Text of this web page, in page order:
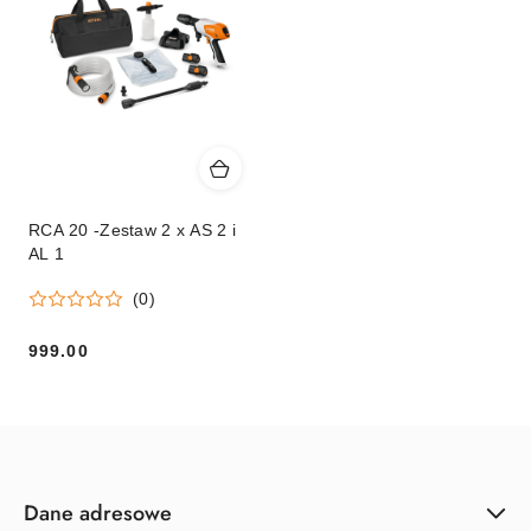
RCA 20 -Zestaw 2 x AS 2 i
AL 1
(0)
999.00
Dane adresowe